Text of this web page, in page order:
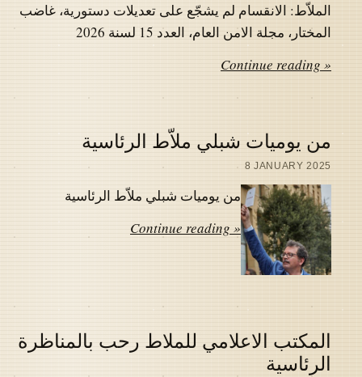
الملاّط: الانقسام لم يشجّع على تعديلات دستورية، غاضب
المختار، مجلة الامن العام، العدد 15 لسنة 2026
Continue reading »
من يوميات شبلي ملاّط الرئاسية
8 JANUARY 2025
من يوميات شبلي ملاّط الرئاسية
Continue reading »
المكتب الاعلامي للملاط رحب بالمناظرة
الرئاسية